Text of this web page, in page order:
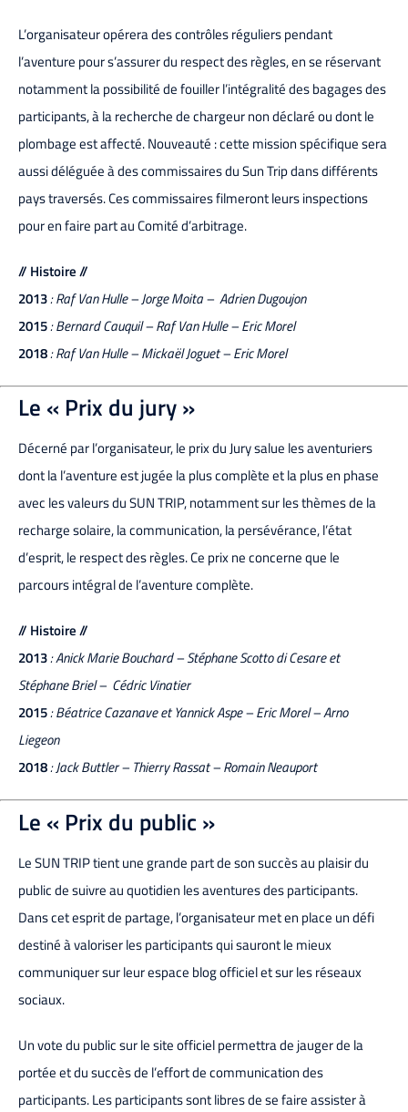
L’organisateur opérera des contrôles réguliers pendant
l’aventure pour s’assurer du respect des règles, en se réservant
notamment la possibilité de fouiller l’intégralité des bagages des
participants, à la recherche de chargeur non déclaré ou dont le
plombage est affecté. Nouveauté : cette mission spécifique sera
aussi déléguée à des commissaires du Sun Trip dans différents
pays traversés. Ces commissaires filmeront leurs inspections
pour en faire part au Comité d’arbitrage.
// Histoire //
2013: Raf Van Hulle – Jorge Moita – Adrien Dugoujon
2015: Bernard Cauquil – Raf Van Hulle – Eric Morel
2018: Raf Van Hulle – Mickaël Joguet – Eric Morel
Le « Prix du jury »
Décerné par l’organisateur, le prix du Jury salue les aventuriers
dont la l’aventure est jugée la plus complète et la plus en phase
avec les valeurs du SUN TRIP, notamment sur les thèmes de la
recharge solaire, la communication, la persévérance, l’état
d’esprit, le respect des règles.Ce prix ne concerne que le
parcours intégral de l’aventure complète.
// Histoire //
2013: Anick Marie Bouchard – Stéphane Scotto di Cesare et
Stéphane Briel – Cédric Vinatier
2015: Béatrice Cazanave et Yannick Aspe – Eric Morel – Arno
Liegeon
2018: Jack Buttler – Thierry Rassat – Romain Neauport
Le « Prix du public »
Le SUN TRIP tient une grande part de son succès au plaisir du
public de suivre au quotidien les aventures des participants.
Dans cet esprit de partage, l’organisateur met en place un défi
destiné à valoriser les participants qui sauront le mieux
communiquer sur leur espace blog officiel et sur les réseaux
sociaux.
Un vote du public sur le site officiel permettra de jauger de la
portée et du succès de l’effort de communication des
participants. Les participants sont libres de se faire assister à